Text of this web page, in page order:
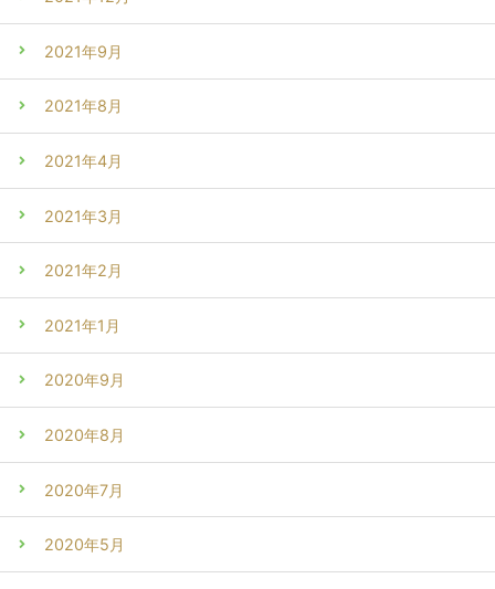
2021年9月
2021年8月
2021年4月
2021年3月
2021年2月
2021年1月
2020年9月
2020年8月
2020年7月
2020年5月